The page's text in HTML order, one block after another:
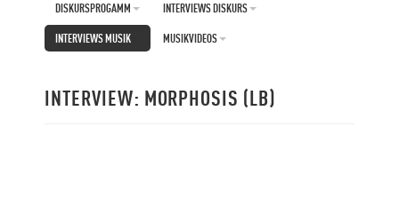
ABOUT
DISKURSPROGAMM INTERVIEWS DISKURS
INTERVIEWS MUSIK MUSIKVIDEOS
INTERVIEW: MORPHOSIS (LB)